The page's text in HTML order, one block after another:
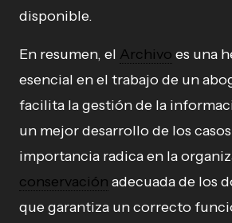
disponible.
En resumen, el Archivo es una
esencial en el trabajo de un
facilita la gestión de la
un mejor desarrollo de los
importancia radica en la
conservación adecuada de los
que garantiza un correcto